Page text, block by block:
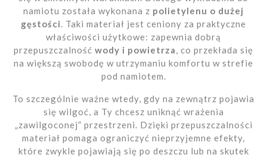
namiotu została wykonana z polietylenu o dużej
gęstości. Taki materiał jest ceniony za praktyczne
właściwości użytkowe: zapewnia dobrą
przepuszczalność wody i powietrza, co przekłada się
na większą swobodę w utrzymaniu komfortu w strefie
pod namiotem.
To szczególnie ważne wtedy, gdy na zewnątrz pojawia
się wilgoć, a Ty chcesz uniknąć wrażenia
„zawilgoconej” przestrzeni. Dzięki przepuszczalności
materiał pomaga ograniczyć nieprzyjemne efekty,
które zwykle pojawiają się po deszczu lub na skutek